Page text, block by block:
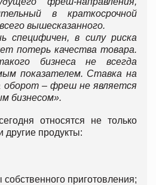
в краткосрочной
вышесказанного.
специфичен, в силу риска
потерь качества товара.
бизнеса не всегда
показателем. Ставка на
оборот – фреш не является
бизнесом».
относятся не только
продукты:
приготовления;